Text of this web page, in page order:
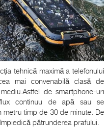
tehnică maximă a telefonului
mai convenabilă clasă de
de smartphone-uri
continuu de apă sau se
timp de 30 de minute. De
pătrunderea prafului.